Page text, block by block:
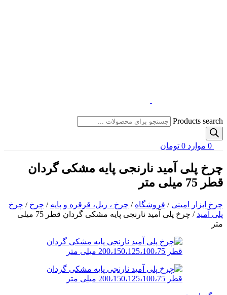
Products search
0 موارد 0 تومان
چرخ پلی آمید نارنجی پایه مشکی گردان
قطر 75 میلی متر
چرخ ابزار امینی / فروشگاه / چرخ ، ریل، قرقره و پایه / چرخ / چرخ
پلی آمید /
چرخ پلی آمید نارنجی پایه مشکی گردان قطر 75 میلی
متر